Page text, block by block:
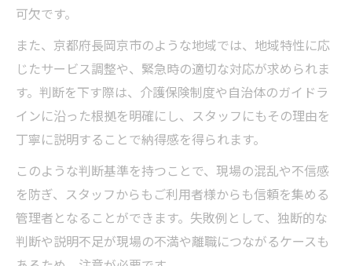
可欠です。
また、京都府長岡京市のような地域では、地域特性に応
じたサービス調整や、緊急時の適切な対応が求められま
す。判断を下す際は、介護保険制度や自治体のガイドラ
インに沿った根拠を明確にし、スタッフにもその理由を
丁寧に説明することで納得感を得られます。
このような判断基準を持つことで、現場の混乱や不信感
を防ぎ、スタッフからもご利用者様からも信頼を集める
管理者となることができます。失敗例として、独断的な
判断や説明不足が現場の不満や離職につながるケースも